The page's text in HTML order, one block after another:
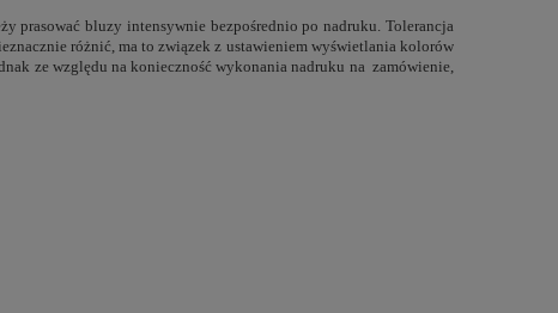
prasować bluzy intensywnie bezpośrednio po nadruku. Tolerancja
różnić, ma to związek z ustawieniem wyświetlania kolorów
ze względu na konieczność wykonania nadruku na zamówienie,